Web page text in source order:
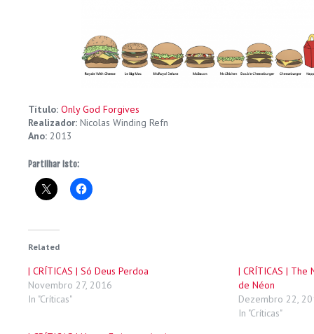
Título: Only God Forgives
Realizador: Nicolas Winding Refn
Ano: 2013
Partilhar isto:
Related
| CRÍTICAS | Só Deus Perdoa
Novembro 27, 2016
In "Críticas"
| CRÍTICAS | The
de Néon
Dezembro 22,
In "Críticas"